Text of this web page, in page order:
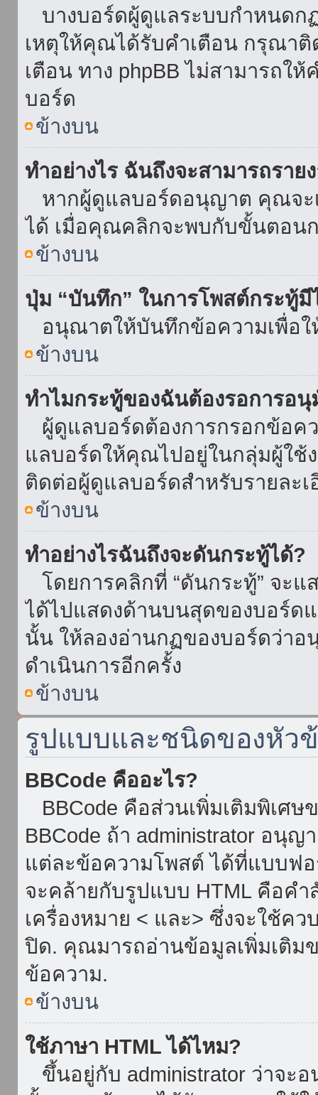
บางบอร์ดผู้ดูแลระบบกำหนดก
เหตุให้คุณได้รับคำเตือน กรุณา
เตือน ทาง phpBB ไม่สามารถใ
บอร์ด
ข้างบน
ทำอย่างไร ฉันถึงจะสามารถรา
หากผู้ดูแลบอร์ดอนุญาต คุณจะ
ได้ เมื่อคุณคลิกจะพบกับขั้นตอน
ข้างบน
ปุ่ม “บันทึก” ในการโพสต์กระทู้มี
อนุณาตให้บันทึกข้อความเพื่อใ
ข้างบน
ทำไมกระทู้ของฉันต้องรอการอนุ
ผู้ดูแลบอร์ดต้องการกรอกข้อค
แลบอร์ดให้คุณไปอยู่ในกลุ่มผู้ใช้
ติดต่อผู้ดูแลบอร์ดสำหรับรายละเ
ข้างบน
ทำอย่างไรฉันถึงจะดันกระทู้ได้?
โดยการคลิกที่ “ดันกระทู้” จะ
ได้ไปแสดงด้านบนสุดของบอร์ด
นั้น ให้ลองอ่านกฏของบอร์ดว่า
ดำเนินการอีกครั้ง
ข้างบน
รูปแบบและชนิดของหัว
BBCode คืออะไร?
BBCode คือส่วนเพิ่มเติมพิเศ
BBCode ถ้า administrator อนุ
แต่ละข้อความโพสต์ ได้ที่แบบฟ
จะคล้ายกับรูปแบบ HTML คือคำ
เครื่องหมาย < และ> ซึ่งจะใช้ค
ปิด. คุณมารถอ่านข้อมูลเพิ่มเติม
ข้อความ.
ข้างบน
ใช้ภาษา HTML ได้ไหม?
ขึ้นอยู่กับ administrator ว่าจะ